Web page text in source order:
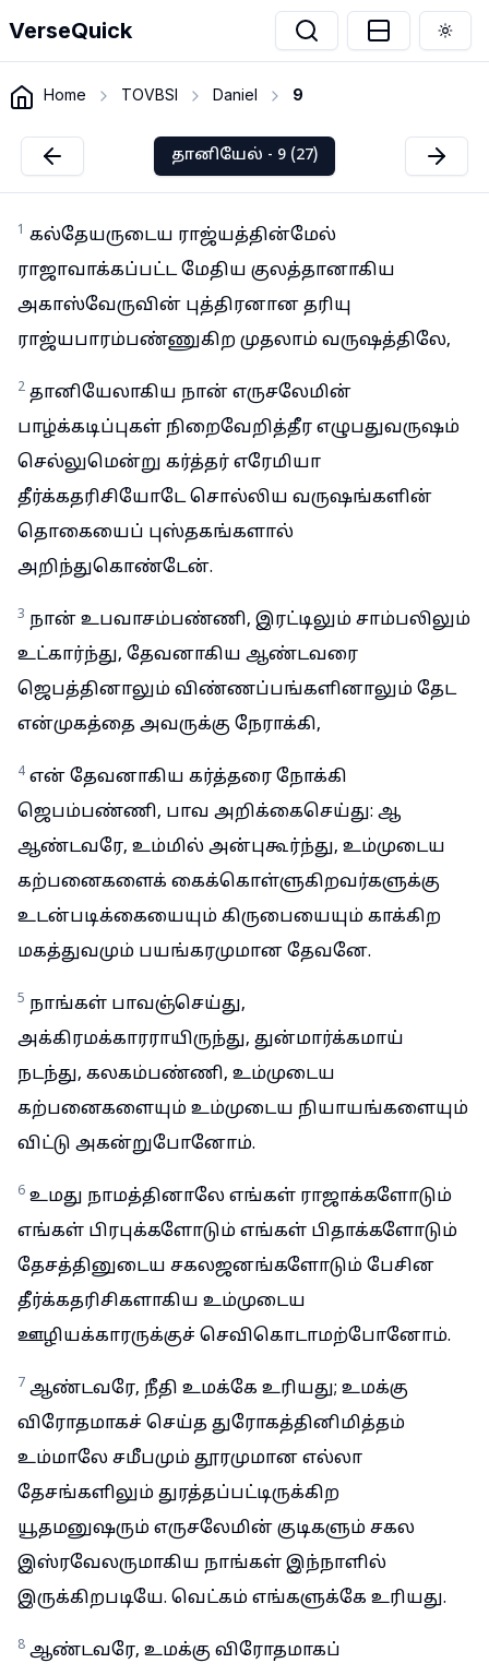
VerseQuick
Home TOVBSI Daniel 9
தானியேல் - 9 (27)
1 கல்தேயருடைய ராஜ்யத்தின்மேல்
ராஜாவாக்கப்பட்ட மேதிய குலத்தானாகிய
அகாஸ்வேருவின் புத்திரனான தரியு
ராஜ்யபாரம்பண்ணுகிற முதலாம் வருஷத்திலே,
2 தானியேலாகிய நான் எருசலேமின்
பாழ்க்கடிப்புகள் நிறைவேறித்தீர எழுபதுவருஷம்
செல்லுமென்று கர்த்தர் எரேமியா
தீர்க்கதரிசியோடே சொல்லிய வருஷங்களின்
தொகையைப் புஸ்தகங்களால்
அறிந்துகொண்டேன்.
3 நான் உபவாசம்பண்ணி, இரட்டிலும் சாம்பலிலும்
உட்கார்ந்து, தேவனாகிய ஆண்டவரை
ஜெபத்தினாலும் விண்ணப்பங்களினாலும் தேட
என்முகத்தை அவருக்கு நேராக்கி,
4 என் தேவனாகிய கர்த்தரை நோக்கி
ஜெபம்பண்ணி, பாவ அறிக்கைசெய்து: ஆ
ஆண்டவரே, உம்மில் அன்புகூர்ந்து, உம்முடைய
கற்பனைகளைக் கைக்கொள்ளுகிறவர்களுக்கு
உடன்படிக்கையையும் கிருபையையும் காக்கிற
மகத்துவமும் பயங்கரமுமான தேவனே.
5 நாங்கள் பாவஞ்செய்து,
அக்கிரமக்காரராயிருந்து, துன்மார்க்கமாய்
நடந்து, கலகம்பண்ணி, உம்முடைய
கற்பனைகளையும் உம்முடைய நியாயங்களையும்
விட்டு அகன்றுபோனோம்.
6 உமது நாமத்தினாலே எங்கள் ராஜாக்களோடும்
எங்கள் பிரபுக்களோடும் எங்கள் பிதாக்களோடும்
தேசத்தினுடைய சகலஜனங்களோடும் பேசின
தீர்க்கதரிசிகளாகிய உம்முடைய
ஊழியக்காரருக்குச் செவிகொடாமற்போனோம்.
7 ஆண்டவரே, நீதி உமக்கே உரியது; உமக்கு
விரோதமாகச் செய்த துரோகத்தினிமித்தம்
உம்மாலே சமீபமும் தூரமுமான எல்லா
தேசங்களிலும் துரத்தப்பட்டிருக்கிற
யூதமனுஷரும் எருசலேமின் குடிகளும் சகல
இஸ்ரவேலருமாகிய நாங்கள் இந்நாளில்
இருக்கிறபடியே. வெட்கம் எங்களுக்கே உரியது.
8 ஆண்டவரே, உமக்கு விரோதமாகப்